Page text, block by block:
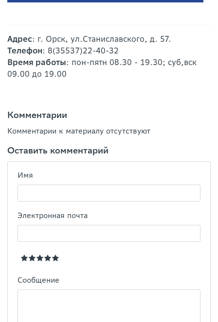
Адрес: г. Орск, ул.Станиславского, д. 57.
Телефон: 8(35537)22-40-32
Время работы: пон-пятн 08.30 - 19.30; суб,вск
09.00 до 19.00
Комментарии
Комментарии к материалу отсутствуют
Оставить комментарий
Имя
Электронная почта
Сообщение